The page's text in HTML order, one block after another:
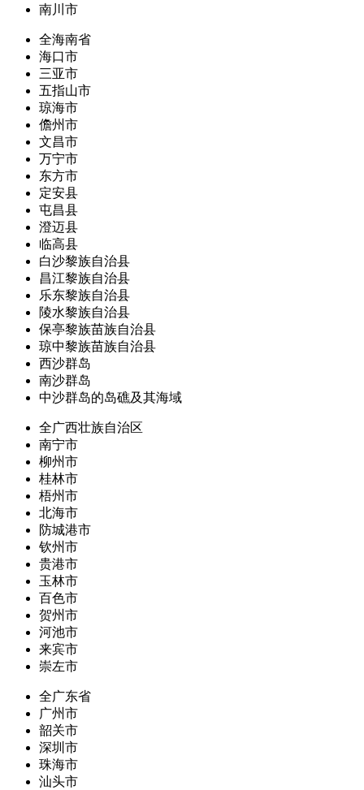
南川市
全海南省
海口市
三亚市
五指山市
琼海市
儋州市
文昌市
万宁市
东方市
定安县
屯昌县
澄迈县
临高县
白沙黎族自治县
昌江黎族自治县
乐东黎族自治县
陵水黎族自治县
保亭黎族苗族自治县
琼中黎族苗族自治县
西沙群岛
南沙群岛
中沙群岛的岛礁及其海域
全广西壮族自治区
南宁市
柳州市
桂林市
梧州市
北海市
防城港市
钦州市
贵港市
玉林市
百色市
贺州市
河池市
来宾市
崇左市
全广东省
广州市
韶关市
深圳市
珠海市
汕头市